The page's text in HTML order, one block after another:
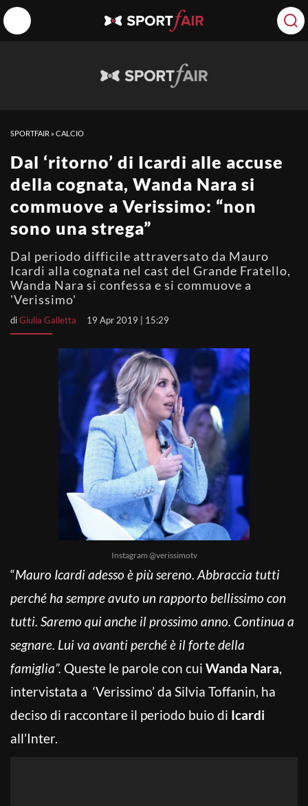
SPORTFAIR »CALCIO
Dal ‘ritorno’ di Icardi alle accuse
della cognata, Wanda Nara si
commuove a Verissimo: “non
sono una strega”
Dal periodo difficile attraversato da Mauro
Icardi alla cognata nel cast del Grande Fratello,
Wanda Nara si confessa e si commuove a
'Verissimo'
diGiulia Galletta 19 Apr 2019 | 15:29
Instagram @verissimotv
“Mauro Icardi adesso è più sereno. Abbraccia tutti
perché ha sempre avuto un rapporto bellissimo con
tutti. Saremo qui anche il prossimo anno. Continua a
segnare. Lui va avanti perché è il forte della
famiglia”. Queste le parole con cui Wanda Nara,
intervistata a ‘Verissimo’ da Silvia Toffanin, ha
deciso di raccontare il periodo buio di Icardi
all’Inter.